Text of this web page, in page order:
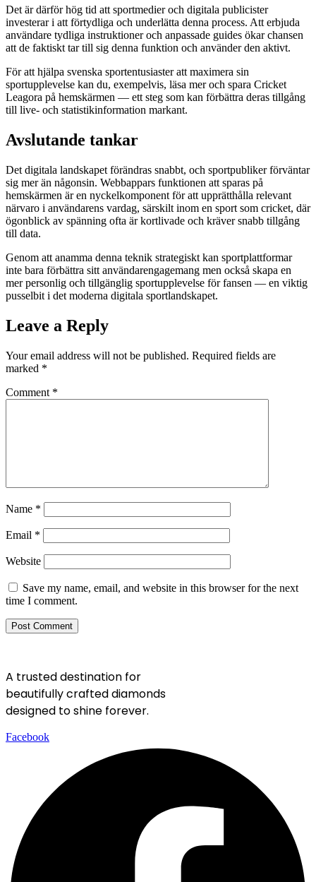
Det är därför hög tid att sportmedier och digitala publicister
investerar i att förtydliga och underlätta denna process. Att erbjuda
användare tydliga instruktioner och anpassade guides ökar chansen
att de faktiskt tar till sig denna funktion och använder den aktivt.
För att hjälpa svenska sportentusiaster att maximera sin
sportupplevelse kan du, exempelvis, läsa mer och spara Cricket
Leagora på hemskärmen — ett steg som kan förbättra deras tillgång
till live- och statistikinformation markant.
Avslutande tankar
Det digitala landskapet förändras snabbt, och sportpubliker förväntar
sig mer än någonsin. Webbappars funktionen att sparas på
hemskärmen är en nyckelkomponent för att upprätthålla relevant
närvaro i användarens vardag, särskilt inom en sport som cricket, där
ögonblick av spänning ofta är kortlivade och kräver snabb tillgång
till data.
Genom att anamma denna teknik strategiskt kan sportplattformar
inte bara förbättra sitt användarengagemang men också skapa en
mer personlig och tillgänglig sportupplevelse för fansen — en viktig
pusselbit i det moderna digitala sportlandskapet.
Leave a Reply
Your email address will not be published. Required fields are
marked *
Comment *
Name *
Email *
Website
Save my name, email, and website in this browser for the next
time I comment.
A trusted destination for
beautifully crafted diamonds
designed to shine forever.
Facebook